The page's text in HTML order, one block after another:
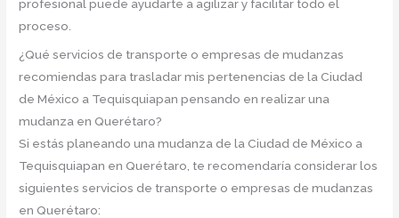
profesional puede ayudarte a agilizar y facilitar todo el
proceso.
¿Qué servicios de transporte o empresas de mudanzas
recomiendas para trasladar mis pertenencias de la Ciudad
de México a Tequisquiapan pensando en realizar una
mudanza en Querétaro?
Si estás planeando una mudanza de la Ciudad de México a
Tequisquiapan en Querétaro, te recomendaría considerar los
siguientes servicios de transporte o empresas de mudanzas
en Querétaro: